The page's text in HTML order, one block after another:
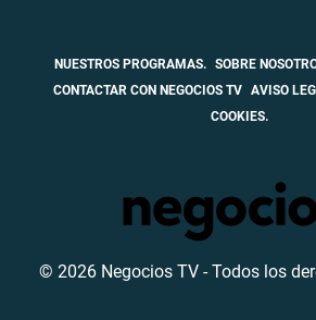
NUESTROS PROGRAMAS. SOBRE
CONTACTAR CON NEGOCIOS TV AVISO
COOKIES.
© 2026 Negocios TV - Todos los